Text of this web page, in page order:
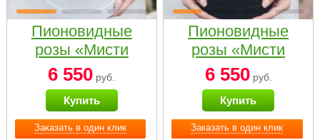
Заказать в один клик
Пионовидные
розы «Мисти
бабблс» в белой
коробке Small
6 550 руб.
Купить
Заказать в один клик
Пионовидные
розы «Мисти
бабблс» в
черной коробке
Small
6 550руб.
Купить